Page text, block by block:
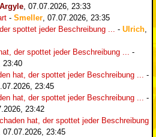
Argyle 07.07.2026, 23:33
- Smeller 07.07.2026, 23:35
spottet jeder Beschreibung ...
- Ulrich
der spottet jeder Beschreibung ...
-
23:40
hat, der spottet jeder Beschreibung ...
-
23:45
hat, der spottet jeder Beschreibung ...
-
23:42
hat, der spottet jeder Beschreibung
07.07.2026, 23:45